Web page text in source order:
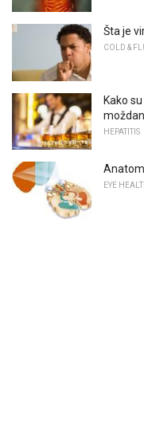
Šta je
COLD &
Kako
HEPATITIS
EYE